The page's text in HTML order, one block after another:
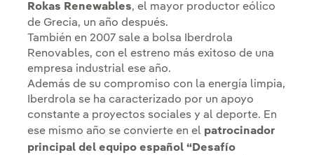
Rokas Renewables, el mayor productor eólico
de Grecia, un año después.
También en 2007 sale a bolsa Iberdrola
Renovables, con el estreno más exitoso de una
empresa industrial ese año.
Además de su compromiso con la energía limpia,
Iberdrola se ha caracterizado por un apoyo
constante a proyectos sociales y al deporte. En
ese mismo año se convierte en el patrocinador
principal del equipo español “Desafío